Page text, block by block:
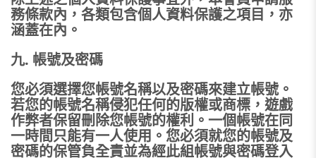
務條款內，各類包含個人資料保護之項目，亦
涵蓋在內。
九. 帳號及密碼
您必須選擇您帳號名稱以及密碼來建立帳號。
若您的帳號名稱侵犯任何的版權或商標，遊戲
作弊者保留刪除您帳號的權利。一個帳號在同
一時間只能有一人使用。您必須就您的帳號及
密碼的保管負全責並為經此組帳號與密碼登入